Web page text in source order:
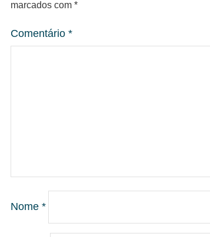
marcados com *
Comentário *
Nome *